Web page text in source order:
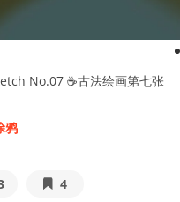
1
No.07 ☕️古法绘画第七张
鸦
4